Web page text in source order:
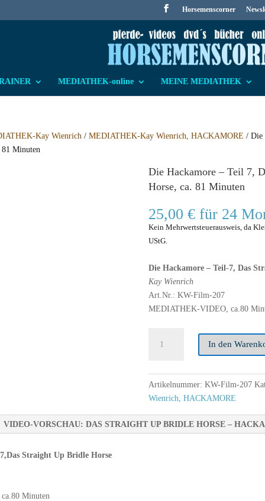
Horsemenscorner
MEDIATHEK-online MEINE MEDIATHEK
Kay Wienrich /MEDIATHEK-Kay Wienrich, HACKAMORE / Die
Minuten
Die Hackamore – Teil 7,
Horse, ca. 81 Minuten
25,00 €für 24
Kein Mehrwertsteuerausweis, da
UStG.
Die Hackamore – Teil-7, Das
Kay Wienrich
Art.Nr.: KW-Film-207
MEDIATHEK-VIDEO, ca.80
Hackamore
Teil
7,
Das
Straight
Up
In den
Artikelnummer: KW-Film-207
Wienrich, HACKAMORE
VIDEO-VORSCHAU: DAS STRAIGHT UP BRIDLE HORSE –
Straight Up Bridle Horse
Minuten